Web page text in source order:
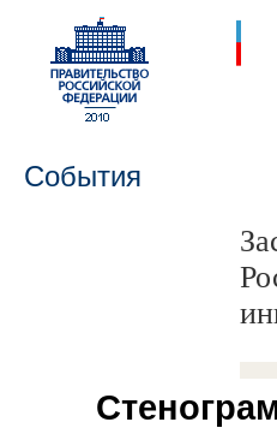
События